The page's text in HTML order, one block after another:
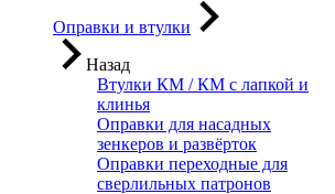
Оправки и втулки
Назад
Втулки КМ / КМ с лапкой и
клинья
Оправки для насадных
зенкеров и развёрток
Оправки переходные для
сверлильных патронов